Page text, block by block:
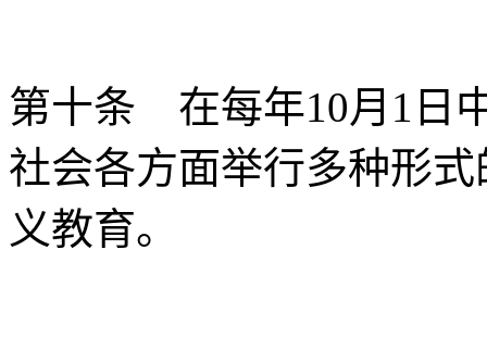
第十条 在每年10月1日
社会各方面举行多种形
义教育。